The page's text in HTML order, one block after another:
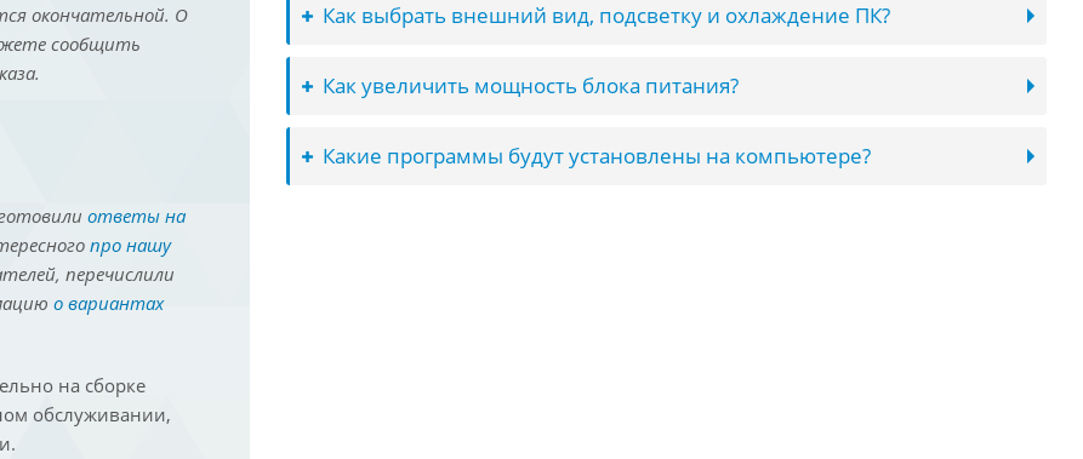
окончательной. О
сообщить
ответы на
про нашу
перечислили
о вариантах
на сборке
обслуживании,
Как выбрать внешний вид, подсветку и охлаждение ПК?
Как увеличить мощность блока питания?
Какие программы будут установлены на компьютере?